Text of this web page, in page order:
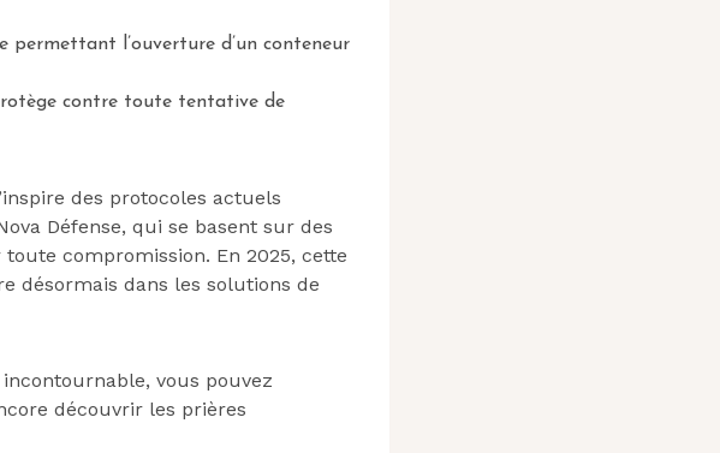
permettant l’ouverture d’un conteneur
contre toute tentative de
des protocoles actuels
Défense, qui se basent sur des
compromission. En 2025, cette
désormais dans les solutions de
vous pouvez
découvrir les prières